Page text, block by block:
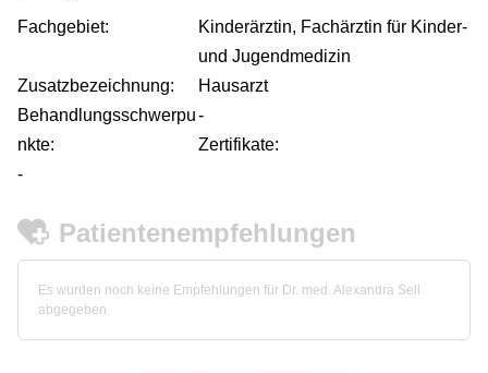
Fachgebiet:
Kinderärztin, Fachärztin für Kinder-
und Jugendmedizin
Zusatzbezeichnung:
Hausarzt
Behandlungsschwerpu
nkte:
-
Zertifikate:
-
Patientenempfehlungen
Es wurden noch keine Empfehlungen für Dr. med. Alexandra Sell
abgegeben.